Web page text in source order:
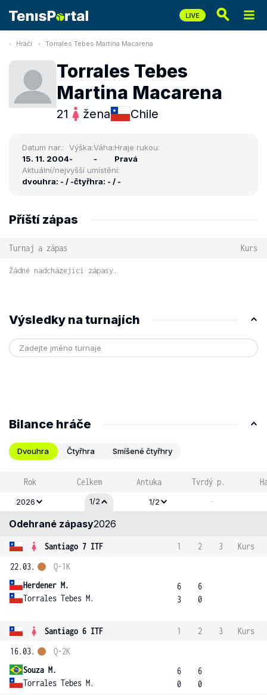
Hráči Torrales Tebes Martina Macarena
Torrales Tebes
Martina Macarena
21 žena Chile
Datum nar.:
15. 11. 2004
Výška:
-
Váha:
-
Hraje rukou:
Pravá
Aktuální/nejvyšší umístění:
dvouhra: - / -čtyřhra: - / -
Příští zápas
Turnaj a zápas Kurs
Žádné nadcházející zápasy.
Výsledky na turnajích
Bilance hráče
Dvouhra Čtyřhra Smíšené čtyřhry
Rok Celkem Antuka Tvrdý p.
2026 1/2 1/2 -
Odehrané zápasy2026
Santiago 7 ITF 1 2 3
Kurs
22.03.
Herdener M.
Torrales Tebes M.
Q-1K
6
3
6
0
Santiago 6 ITF 1 2 3
Kurs
16.03.
Souza M.
Torrales Tebes M.
Q-2K
6
0
6
0